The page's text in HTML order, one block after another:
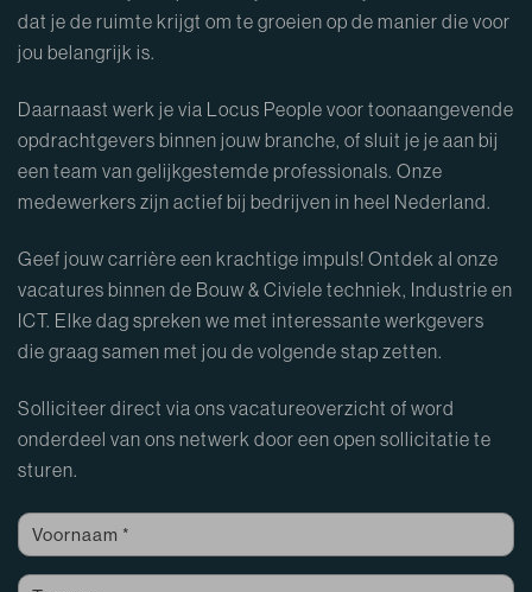
dat je de ruimte krijgt om te groeien op de manier die voor
jou belangrijk is.
Daarnaast werk je via Locus People voor toonaangevende
opdrachtgevers binnen jouw branche, of sluit je je aan bij
een team van gelijkgestemde professionals. Onze
medewerkers zijn actief bij bedrijven in heel Nederland.
Geef jouw carrière een krachtige impuls! Ontdek al onze
vacatures binnen de Bouw & Civiele techniek, Industrie en
ICT. Elke dag spreken we met interessante werkgevers
die graag samen met jou de volgende stap zetten.
Solliciteer direct via ons vacatureoverzicht of word
onderdeel van ons netwerk door een open sollicitatie te
sturen.